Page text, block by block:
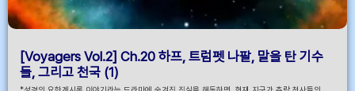
[Voyagers Vol.2] Ch.20 하프, 트럼펫 나팔, 말을 탄 기수
들, 그리고 천국 (1)